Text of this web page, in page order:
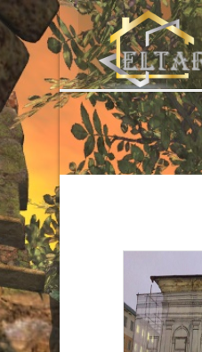
Чужой